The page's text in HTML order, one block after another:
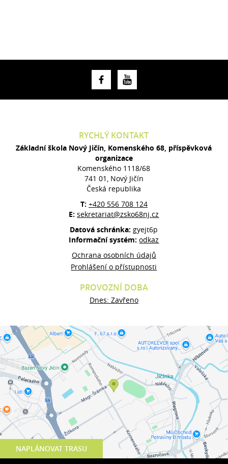
NAPLÁNOVAT TRASU
RYCHLÝ KONTAKT
Základní škola Nový Jičín, Komenského 68, příspěvková
organizace
Komenského 1118/68
741 01, Nový Jičín
Česká republika
T: +420 556 708 124
E:sekretariat@zsko68nj.cz
Datová schránka:gyejt6p
Informační systém:odkaz
Ochrana osobních údajů
Prohlášení o přístupnosti
PROVOZNÍ DOBA
Dnes: Zavřeno